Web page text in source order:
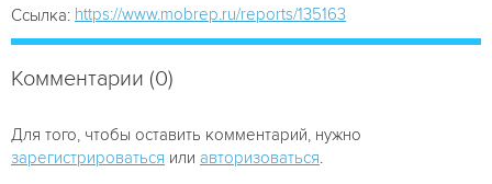
Ссылка: https://www.mobrep.ru/reports/135163
Комментарии (0)
Для того, чтобы оставить комментарий, нужно
зарегистрироваться или авторизоваться